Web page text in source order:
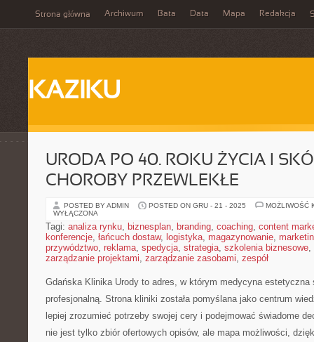
Strona główna Archiwum Bata Data Mapa Redakcja
KAZIKU
URODA PO 40. ROKU ŻYCIA I
CHOROBY PRZEWLEKŁE
POSTED BY ADMIN POSTED ON GRU - 21 - 2025
MOŻLIWOŚĆ
WYŁĄCZONA
Tagi: analiza rynku, biznesplan, branding, coaching, content
konferencje, łańcuch dostaw, logistyka, magazynowanie,
przywództwo, reklama, spedycja, strategia, szkolenia biznesowe,
zarządzanie projektami, zarządzanie zasobami, zespół
Gdańska Klinika Urody to adres, w którym medycyna
profesjonalną. Strona kliniki została pomyślana jako centrum
lepiej zrozumieć potrzeby swojej cery i podejmować świadome
nie jest tylko zbiór ofertowych opisów, ale mapa możliwości,